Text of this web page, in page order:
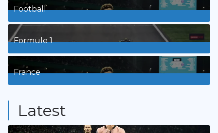
Football
8Posts
Formule 1
3Posts
France
Latest